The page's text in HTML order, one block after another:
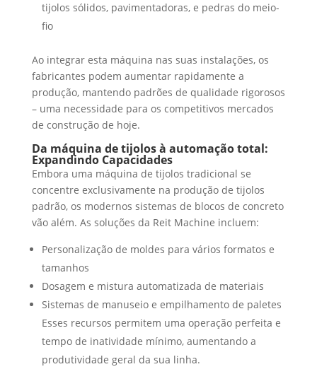
tijolos sólidos, pavimentadoras, e pedras do meio-
fio
Ao integrar esta máquina nas suas instalações, os
fabricantes podem aumentar rapidamente a
produção, mantendo padrões de qualidade rigorosos
– uma necessidade para os competitivos mercados
de construção de hoje.
Da máquina de tijolos à automação total:
Expandindo Capacidades
Embora uma máquina de tijolos tradicional se
concentre exclusivamente na produção de tijolos
padrão, os modernos sistemas de blocos de concreto
vão além. As soluções da Reit Machine incluem:
Personalização de moldes para vários formatos e
tamanhos
Dosagem e mistura automatizada de materiais
Sistemas de manuseio e empilhamento de paletes
Esses recursos permitem uma operação perfeita e
tempo de inatividade mínimo, aumentando a
produtividade geral da sua linha.